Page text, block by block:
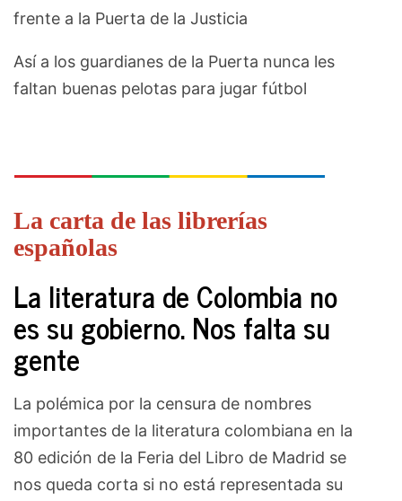
frente a la Puerta de la Justicia
Así a los guardianes de la Puerta nunca les
faltan buenas pelotas para jugar fútbol
La carta de las librerías
españolas
La literatura de Colombia no
es su gobierno. Nos falta su
gente
La polémica por la censura de nombres
importantes de la literatura colombiana en la
80 edición de la Feria del Libro de Madrid se
nos queda corta si no está representada su